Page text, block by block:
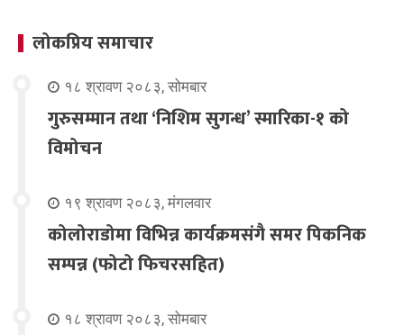
लोकप्रिय समाचार
१८ श्रावण २०८३, सोमबार
गुरुसम्मान तथा ‘निशिम सुगन्ध’ स्मारिका-१ को
विमोचन
१९ श्रावण २०८३, मंगलवार
कोलोराडोमा विभिन्न कार्यक्रमसंगै समर पिकनिक
सम्पन्न (फोटो फिचरसहित)
१८ श्रावण २०८३, सोमबार